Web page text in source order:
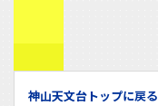
神山天文台トップに戻る